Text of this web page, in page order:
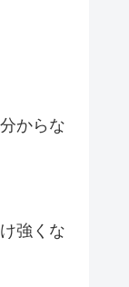
からな
強くな